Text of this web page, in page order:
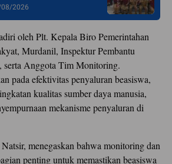
2026
oleh Plt. Kepala Biro Pemerintahan
Murdanil, Inspektur Pembantu
serta Anggota Tim Monitoring.
pada efektivitas penyaluran beasiswa,
kualitas sumber daya manusia,
mekanisme penyaluran di
menegaskan bahwa monitoring dan
penting untuk memastikan beasiswa